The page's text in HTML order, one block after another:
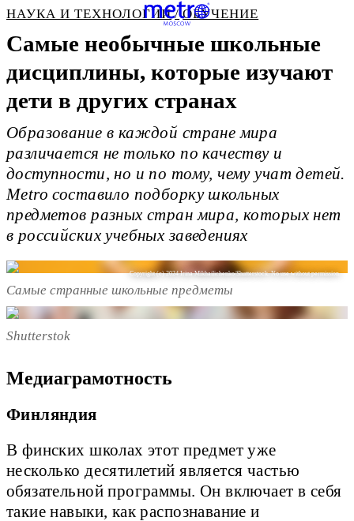
НАУКА И ТЕХНОЛОГИИ ОБУЧЕНИЕ
Самые необычные школьные
дисциплины, которые изучают
дети в других странах
Образование в каждой стране мира
различается не только по качеству и
доступности, но и по тому, чему учат детей.
Metro составило подборку школьных
предметов разных стран мира, которых нет
в российских учебных заведениях
Copyright (c) 2024 Irina Mikhailichenko/Shutterstock. No use without permission.
Самые странные школьные предметы
Shutterstok
Медиаграмотность
Финляндия
В финских школах этот предмет уже
несколько десятилетий является частью
обязательной программы. Он включает в себя
такие навыки, как распознавание и